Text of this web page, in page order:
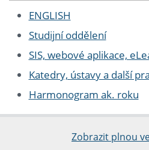
ENGLISH
Studijní oddělení
SIS, webové aplikace,
Katedry, ústavy a další
Harmonogram ak. roku
Zobrazit plnou